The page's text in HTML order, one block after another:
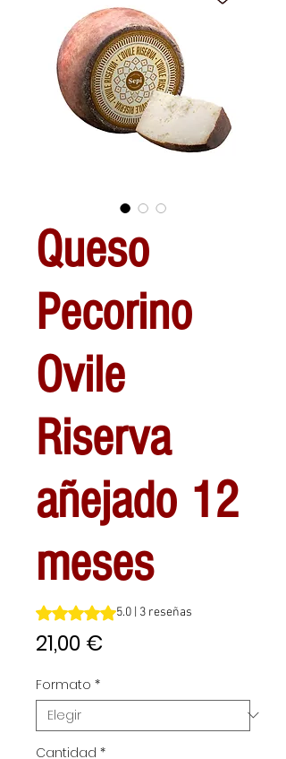
Queso
Pecorino
Ovile
Riserva
añejado 12
meses
Según 3 reseñas, la calificación es de
5.0 | 3 reseñas
21,00 €
Formato *
Cantidad *